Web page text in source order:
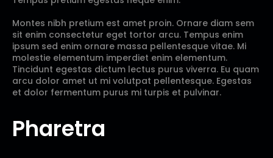
Montes nibh pretium est amet proin. Ornare diam sem
sit enim consectetur eget tortor arcu. Tempus enim
ipsum sed enim ornare massa pellentesque vitae. Mi
molestie elementum imperdiet enim elementum.
Tincidunt egestas dictum lectus purus viverra. Eu quam
arcu dolor amet ut mi volutpat pellentesque. Egestas
et dolor fermentum purus mi turpis et pulvinar.
Pharetra